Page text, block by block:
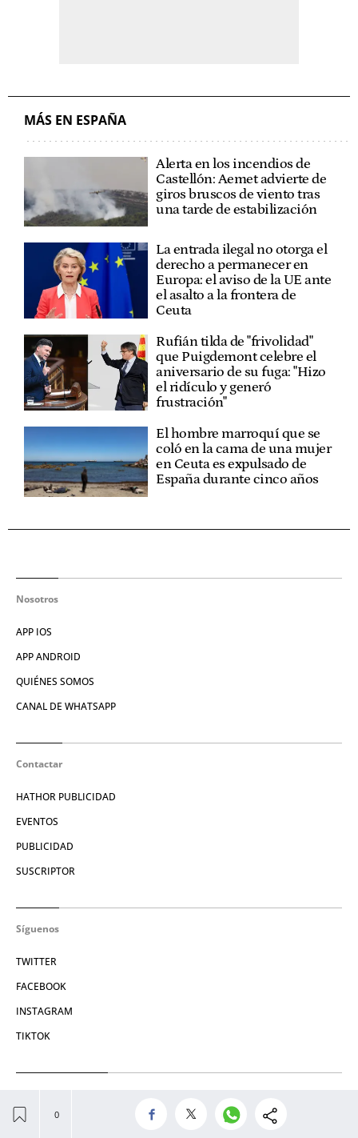
MÁS EN ESPAÑA
Alerta en los incendios de
Castellón: Aemet advierte de
giros bruscos de viento tras
una tarde de estabilización
La entrada ilegal no otorga el
derecho a permanecer en
Europa: el aviso de la UE ante
el asalto a la frontera de
Ceuta
Rufián tilda de "frivolidad"
que Puigdemont celebre el
aniversario de su fuga: "Hizo
el ridículo y generó
frustración"
El hombre marroquí que se
coló en la cama de una mujer
en Ceuta es expulsado de
España durante cinco años
Nosotros
APP IOS
APP ANDROID
QUIÉNES SOMOS
CANAL DE WHATSAPP
Contactar
HATHOR PUBLICIDAD
EVENTOS
PUBLICIDAD
SUSCRIPTOR
Síguenos
TWITTER
FACEBOOK
INSTAGRAM
TIKTOK
AVISO LEGAL